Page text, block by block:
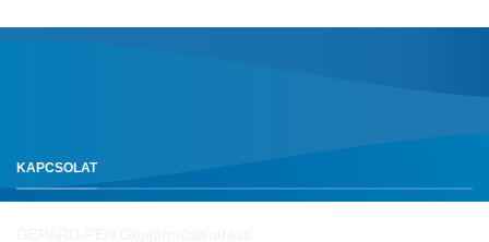
KAPCSOLAT